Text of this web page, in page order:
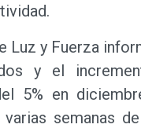
Luz y Fuerza
y el
5% en
semanas